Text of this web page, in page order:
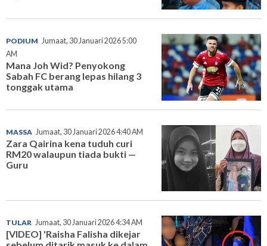
PODIUM Jumaat, 30 Januari 2026 5:00
AM
Mana Joh Wid? Penyokong
Sabah FC berang lepas hilang 3
tonggak utama
MASSA Jumaat, 30 Januari 2026 4:40 AM
Zara Qairina kena tuduh curi
RM20 walaupun tiada bukti —
Guru
TULAR Jumaat, 30 Januari 2026 4:34 AM
[VIDEO] 'Raisha Falisha dikejar